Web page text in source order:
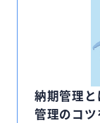
納期管理
管理のコツ